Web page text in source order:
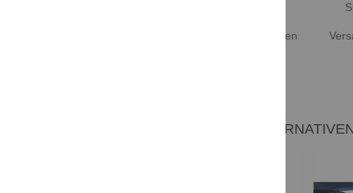
Versandkosten
VERWANDTE ARTIKEL -